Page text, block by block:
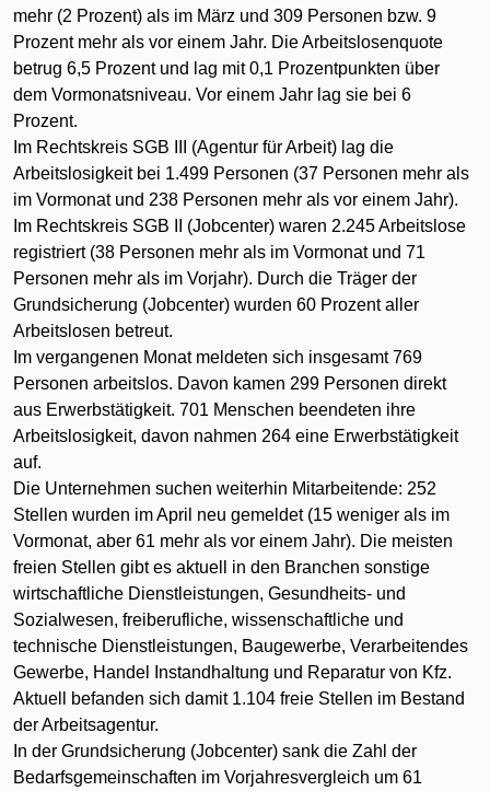
mehr (2 Prozent) als im März und 309 Personen bzw. 9
Prozent mehr als vor einem Jahr. Die Arbeitslosenquote
betrug 6,5 Prozent und lag mit 0,1 Prozentpunkten über
dem Vormonatsniveau. Vor einem Jahr lag sie bei 6
Prozent.
Im Rechtskreis SGB III (Agentur für Arbeit) lag die
Arbeitslosigkeit bei 1.499 Personen (37 Personen mehr als
im Vormonat und 238 Personen mehr als vor einem Jahr).
Im Rechtskreis SGB II (Jobcenter) waren 2.245 Arbeitslose
registriert (38 Personen mehr als im Vormonat und 71
Personen mehr als im Vorjahr). Durch die Träger der
Grundsicherung (Jobcenter) wurden 60 Prozent aller
Arbeitslosen betreut.
Im vergangenen Monat meldeten sich insgesamt 769
Personen arbeitslos. Davon kamen 299 Personen direkt
aus Erwerbstätigkeit. 701 Menschen beendeten ihre
Arbeitslosigkeit, davon nahmen 264 eine Erwerbstätigkeit
auf.
Die Unternehmen suchen weiterhin Mitarbeitende: 252
Stellen wurden im April neu gemeldet (15 weniger als im
Vormonat, aber 61 mehr als vor einem Jahr). Die meisten
freien Stellen gibt es aktuell in den Branchen sonstige
wirtschaftliche Dienstleistungen, Gesundheits- und
Sozialwesen, freiberufliche, wissenschaftliche und
technische Dienstleistungen, Baugewerbe, Verarbeitendes
Gewerbe, Handel Instandhaltung und Reparatur von Kfz.
Aktuell befanden sich damit 1.104 freie Stellen im Bestand
der Arbeitsagentur.
In der Grundsicherung (Jobcenter) sank die Zahl der
Bedarfsgemeinschaften im Vorjahresvergleich um 61